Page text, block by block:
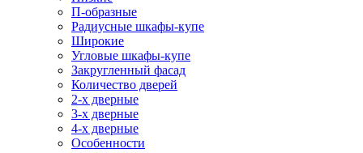
П-образные
Радиусные шкафы-купе
Широкие
Угловые шкафы-купе
Закругленный фасад
Количество дверей
2-х дверные
3-х дверные
4-х дверные
Особенности